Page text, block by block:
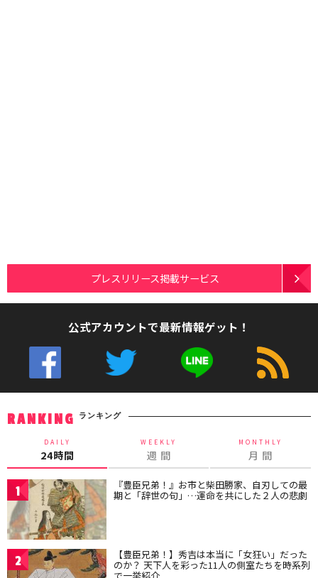
プレスリリース掲載サービス
公式アカウントで最新情報ゲット！
RANKING ランキング
DAILY
24時間
WEEKLY
週 間
MONTHLY
月 間
1 『豊臣兄弟！』お市と柴田勝家、自刃しての最
期と「辞世の句」…運命を共にした２人の悲劇
2 【豊臣兄弟！】秀吉は本当に「女狂い」だった
のか？ 天下人を彩った11人の側室たちを時系列